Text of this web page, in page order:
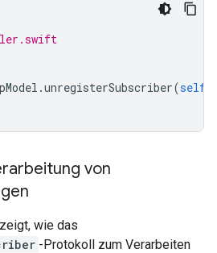
.unregisterSubscriber(self
von
wie das
-Protokoll zum Verarbeiten